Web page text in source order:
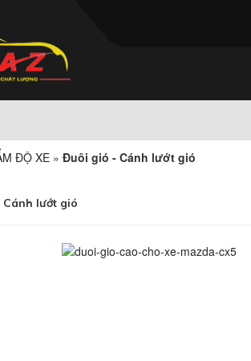
ĐỘ XE » Đuôi gió - Cánh lướt gió
lướt gió